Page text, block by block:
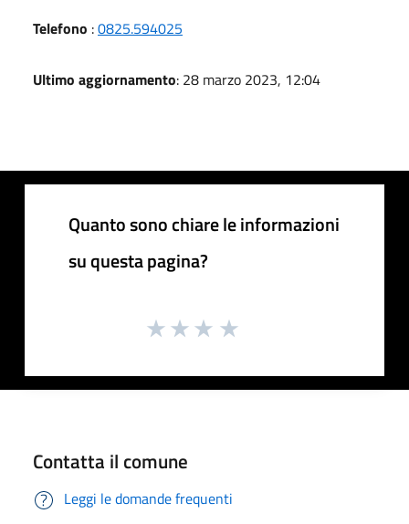
Telefono :0825.594025
Ultimo aggiornamento: 28 marzo 2023, 12:04
Quanto sono chiare le informazioni
su questa pagina?
Contatta il comune
Leggi le domande frequenti